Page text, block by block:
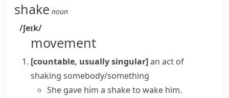
shake noun
/ʃeɪk/
movement
[countable, usually singular]an act of
shaking somebody/something
She gave him a shaketo wake him.